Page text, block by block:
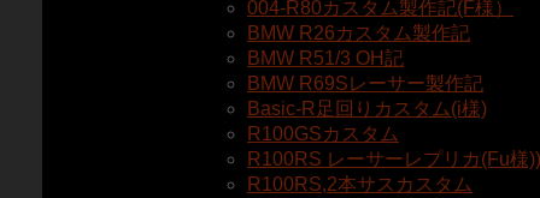
004-R80カスタム製作記(F様）
BMW R26カスタム製作記
BMW R51/3 OH記
BMW R69Sレーサー製作記
Basic-R足回りカスタム(i様)
R100GSカスタム
R100RS レーサーレプリカ(Fu様))
R100RS,2本サスカスタム